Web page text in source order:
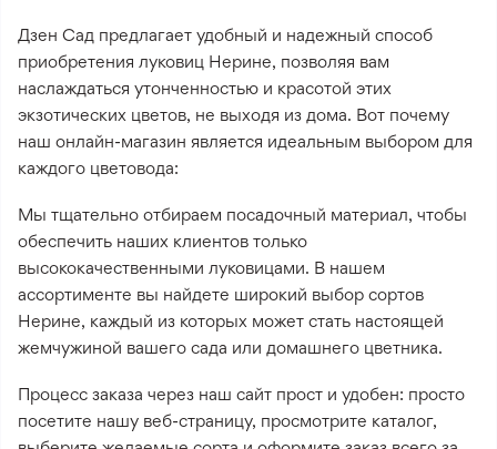
Дзен Сад предлагает удобный и надежный способ
приобретения луковиц Нерине, позволяя вам
наслаждаться утонченностью и красотой этих
экзотических цветов, не выходя из дома. Вот почему
наш онлайн-магазин является идеальным выбором для
каждого цветовода:
Мы тщательно отбираем посадочный материал, чтобы
обеспечить наших клиентов только
высококачественными луковицами. В нашем
ассортименте вы найдете широкий выбор сортов
Нерине, каждый из которых может стать настоящей
жемчужиной вашего сада или домашнего цветника.
Процесс заказа через наш сайт прост и удобен: просто
посетите нашу веб-страницу, просмотрите каталог,